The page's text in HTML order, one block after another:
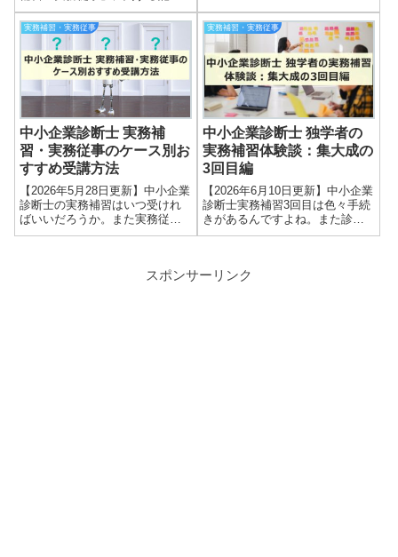
をロードマップ形式にしてまと
めています。初めて実務補習を
受ける方は、少なからず準備な
どで不安を感じる方もいらっし
ゃるとも思います。まずは事前
準備の記事や体...
本ブログにて事前準備や概要を
お伝えする記事を公開しました
※。ただ実際には色々なハプニ
ング等が発...
実務補習・実務従事
中小企業診断士 実務補
習・実務従事のケース別お
すすめ受講方法
【2026年5月28日更新】中小企業
診断士の実務補習はいつ受けれ
ばいいだろうか。また実務従事
とどっちが良いのかな？中小企
は実務補習または実務従事に15
実務補習・実務従事
中小企業診断士 独学者の
実務補習体験談：集大成の
3回目編
【2026年6月10日更新】中小企業
診断士実務補習3回目は色々手続
きがあるんですよね。また診断
協会への勧誘とかがあるとかな
すると、合計で3回参加すること
スポンサーリンク